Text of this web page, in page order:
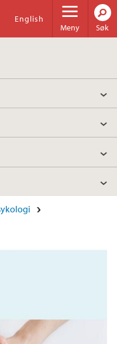
Meny
English
Søk